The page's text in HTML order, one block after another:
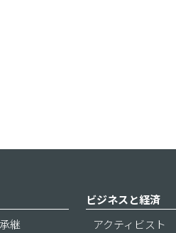
継
ビジネスと経済
アクティビスト